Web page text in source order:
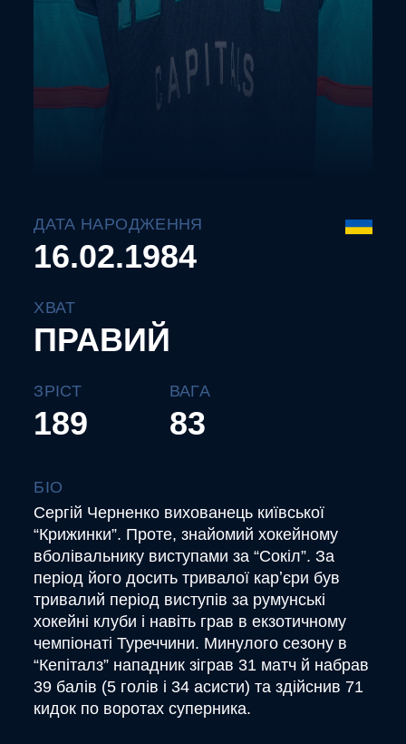
ДАТА НАРОДЖЕННЯ
16.02.1984
ХВАТ
ПРАВИЙ
ЗРІСТ
189
ВАГА
83
БІО
Сергій Черненко вихованець київської
“Крижинки”. Проте, знайомий хокейному
вболівальнику виступами за “Сокіл”. За
період його досить тривалої карʼєри був
тривалий період виступів за румунські
хокейні клуби і навіть грав в екзотичному
чемпіонаті Туреччини. Минулого сезону в
“Кепіталз” нападник зіграв 31 матч й набрав
39 балів (5 голів і 34 асисти) та здійснив 71
кидок по воротах суперника.